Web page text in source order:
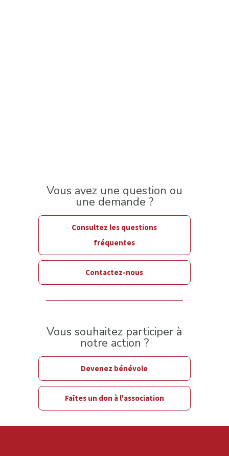
Vous avez une question ou
une demande ?
Consultez les questions
fréquentes
Contactez-nous
Vous souhaitez participer à
notre action ?
Devenez bénévole
Faîtes un don à l'association